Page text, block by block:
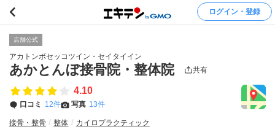
ログイン・登録
店舗公式
アカトンボセッコツイン・セイタイイン
あかとんぼ接骨院・整体院 共有
4.10
口コミ 12件 写真 13件
接骨・整骨 整体 カイロプラクティック